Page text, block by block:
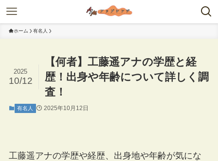
ホーム 有名人
【何者】工藤遥アナの学歴と経
歴！出身や年齢について詳しく調
査！
2025
10/12
有名人 2025年10月12日
工藤遥アナの学歴や経歴、出身地や年齢が気にな